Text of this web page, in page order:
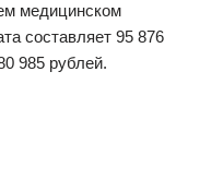
медицинском
составляет 95 876
985 рублей.